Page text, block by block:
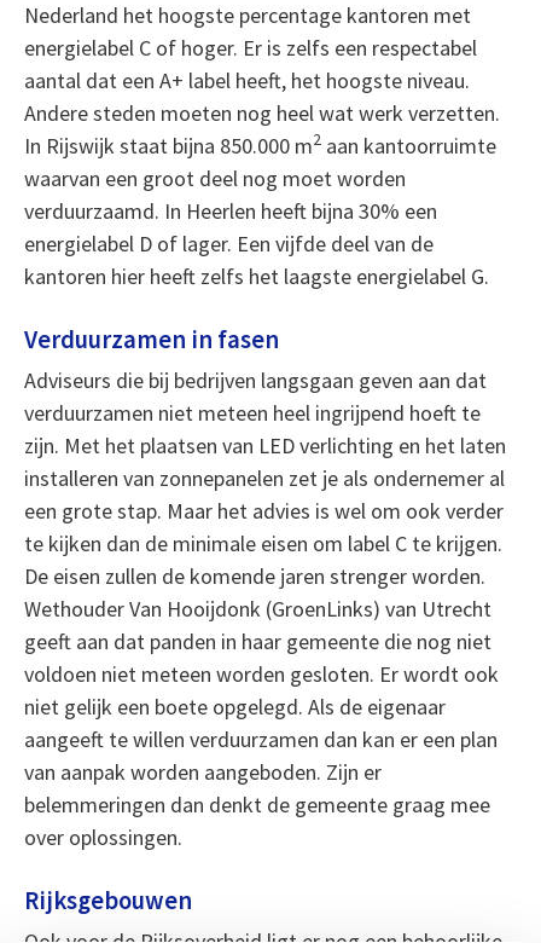
Nederland het hoogste percentage kantoren met
energielabel C of hoger. Er is zelfs een respectabel
aantal dat een A+ label heeft, het hoogste niveau.
Andere steden moeten nog heel wat werk verzetten.
In Rijswijk staat bijna 850.000 m2aan kantoorruimte
waarvan een groot deel nog moet worden
verduurzaamd. In Heerlen heeft bijna 30% een
energielabel D of lager. Een vijfde deel van de
kantoren hier heeft zelfs het laagste energielabel G.
Verduurzamen in fasen
Adviseurs die bij bedrijven langsgaan geven aan dat
verduurzamen niet meteen heel ingrijpend hoeft te
zijn. Met het plaatsen van LED verlichting en het laten
installeren van zonnepanelen zet je als ondernemer al
een grote stap. Maar het advies is wel om ook verder
te kijken dan de minimale eisen om label C te krijgen.
De eisen zullen de komende jaren strenger worden.
Wethouder Van Hooijdonk (GroenLinks) van Utrecht
geeft aan dat panden in haar gemeente die nog niet
voldoen niet meteen worden gesloten. Er wordt ook
niet gelijk een boete opgelegd. Als de eigenaar
aangeeft te willen verduurzamen dan kan er een plan
van aanpak worden aangeboden. Zijn er
belemmeringen dan denkt de gemeente graag mee
over oplossingen.
Rijksgebouwen